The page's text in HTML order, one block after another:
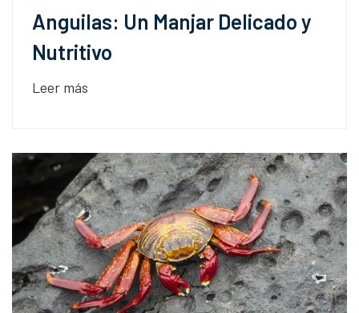
Anguilas: Un Manjar Delicado y
Nutritivo
Leer más